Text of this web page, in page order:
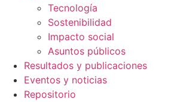
Tecnología
Sostenibilidad
Impacto social
Asuntos públicos
Resultados y publicaciones
Eventos y noticias
Repositorio